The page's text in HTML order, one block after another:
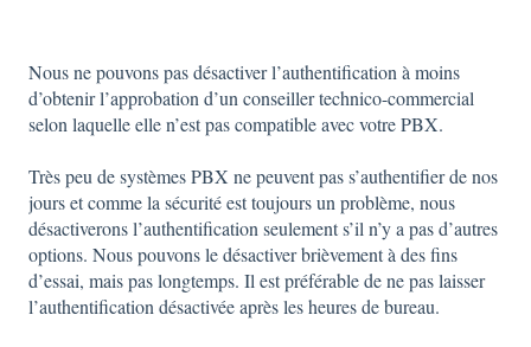
Nous ne pouvons pas désactiver l’authentification à moins
d’obtenir l’approbation d’un conseiller technico-commercial
selon laquelle elle n’est pas compatible avec votre PBX.
Très peu de systèmes PBX ne peuvent pas s’authentifier de nos
jours et comme la sécurité est toujours un problème, nous
désactiverons l’authentification seulement s’il n’y a pas d’autres
options. Nous pouvons le désactiver brièvement à des fins
d’essai, mais pas longtemps. Il est préférable de ne pas laisser
l’authentification désactivée après les heures de bureau.